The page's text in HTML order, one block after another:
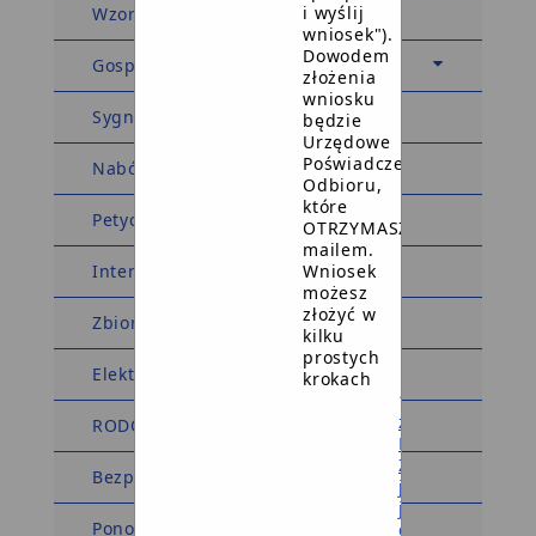
Wzory wniosków i formularzy
Gospodarka i finanse
Sygnaliści
Nabór na ławników
Petycje
Interpelacje
Zbiory rejestry i archiwa
Elektroniczna Skrzynka Podawcza
RODO
Bezpłatna Pomoc Prawna
Ponowne wykorzystanie
i wyślij
wniosek").
Dowodem
złożenia
wniosku
będzie
Urzędowe
Poświadczenie
Odbioru,
które
OTRZYMASZ
mailem.
Wniosek
możesz
złożyć w
kilku
prostych
krokach
1
załóż
Profil
Zaufany
jeśli
jeszcze
go